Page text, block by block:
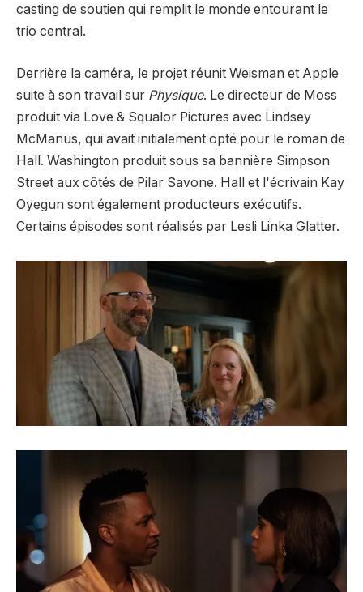
casting de soutien qui remplit le monde entourant le
trio central.
Derrière la caméra, le projet réunit Weisman et Apple
suite à son travail sur Physique. Le directeur de Moss
produit via Love & Squalor Pictures avec Lindsey
McManus, qui avait initialement opté pour le roman de
Hall. Washington produit sous sa bannière Simpson
Street aux côtés de Pilar Savone. Hall et l'écrivain Kay
Oyegun sont également producteurs exécutifs.
Certains épisodes sont réalisés par Lesli Linka Glatter.